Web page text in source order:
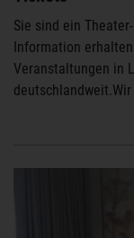
Sie sind ein
Information
Veranstaltungen in
deutschlandweit.Wir